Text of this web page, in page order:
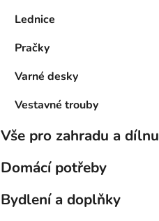
Lednice
Pračky
Varné desky
Vestavné trouby
Vše pro zahradu a dílnu
Domácí potřeby
Bydlení a doplňky